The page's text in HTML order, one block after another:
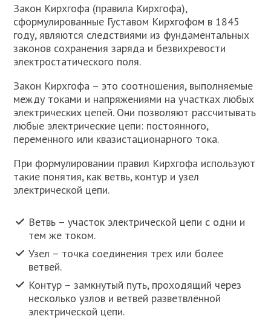
Закон Кирхгофа (правила Кирхгофа),
сформулированные Густавом Кирхгофом в 1845
году, являются следствиями из фундаментальных
законов сохранения заряда и безвихревости
электростатического поля.
Закон Кирхгофа – это соотношения, выполняемые
между токами и напряжениями на участках любых
электрических цепей. Они позволяют рассчитывать
любые электрические цепи: постоянного,
переменного или квазистационарного тока.
При формулировании правил Кирхгофа используют
такие понятия, как ветвь, контур и узел
электрической цепи.
Ветвь – участок электрической цепи с одни и
тем же током.
Узел – точка соединения трех или более
ветвей.
Контур – замкнутый путь, проходящий через
несколько узлов и ветвей разветвлённой
электрической цепи.